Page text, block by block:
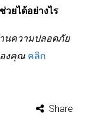
วยได้อย่างไร
นความปลอดภัย
องคุณ คลิก
Share